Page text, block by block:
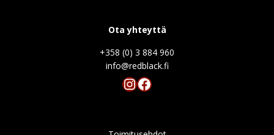
Ota yhteyttä
+358 (0) 3 884 960
info@redblack.f
Instagram
Facebook